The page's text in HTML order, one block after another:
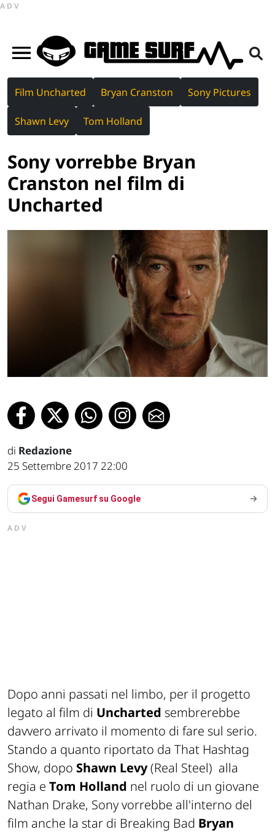
ADV
Film Uncharted Bryan Cranston Sony Pictures
Shawn Levy Tom Holland
Sony vorrebbe Bryan
Cranston nel film di
Uncharted
di Redazione
25 Settembre 2017 22:00
Segui Gamesurf su Google
ADV
Dopo anni passati nel limbo, per il progetto
legato al film di Uncharted sembrerebbe
davvero arrivato il momento di fare sul serio.
Stando a quanto riportato da That Hashtag
Show, dopo Shawn Levy(Real Steel) alla
regia e Tom Holland nel ruolo di un giovane
Nathan Drake, Sony vorrebbe all'interno del
film anche la star di Breaking Bad Bryan